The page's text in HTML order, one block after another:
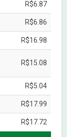
R$6.87
R$6.86
R$16.98
R$15.08
R$5.04
R$17.99
R$17.72